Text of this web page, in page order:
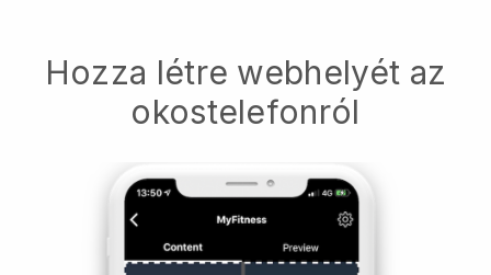
Hozza létre webhelyét az
okostelefonról